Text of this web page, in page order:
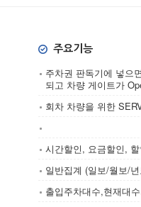
주요기능
주차권 판독기에 넣으
되고 차량 게이트가
회차 차량을 위한
시간할인, 요금할인,
일반집계 (일보/월보/
출입주차대수,현재대